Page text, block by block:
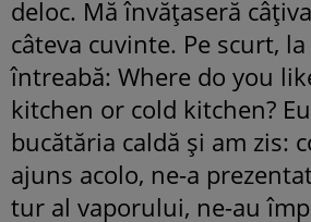
deloc. Mă învățaseră
câteva cuvinte. Pe scurt,
întreabă: Where do you
kitchen or cold kitchen?
bucătăria caldă și am zis:
ajuns acolo, ne-a
tur al vaporului, ne-au